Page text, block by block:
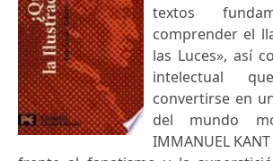
textos
comprender el
las Luces», así
intelectual
convertirse en
del mundo
IMMANUEL